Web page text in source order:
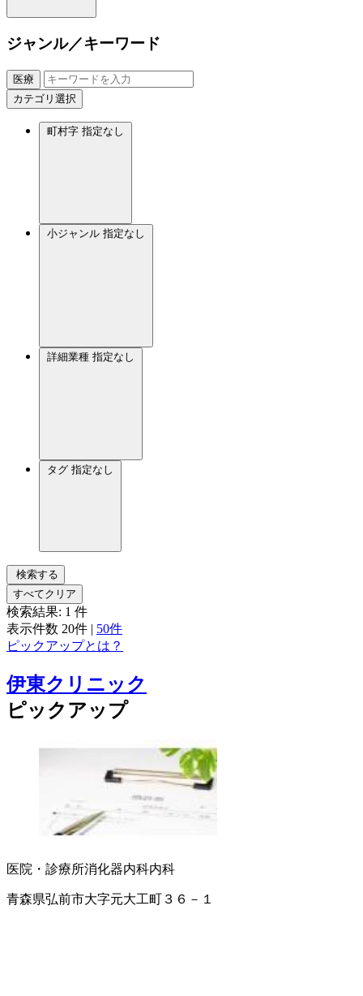
ジャンル／キーワード
医療
カテゴリ選択
町村字 指定なし
小ジャンル 指定なし
詳細業種 指定なし
タグ 指定なし
検索する
すべてクリア
検索結果: 1 件
表示件数 20件 | 50件
ピックアップとは？
伊東クリニック
ピックアップ
医院・診療所消化器内科内科
青森県弘前市大字元大工町３６－１